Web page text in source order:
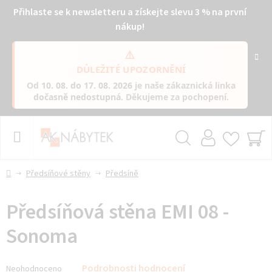
Přihlaste se k newsletteru a získejte slevu 3 % na první
nákup!
⚠️
DŮLEŽITÉ UPOZORNĚNÍ
Od 10. 08. do 17. 08. 2026 je naše zákaznická linka
dočasně nedostupná. Děkujeme za pochopení.
DomůPředsíňové stěny Předsíně
Předsíňová stěna EMI 08 -
Sonoma
Neohodnoceno Podrobnosti hodnocení